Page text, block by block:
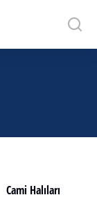
Cami Halıları